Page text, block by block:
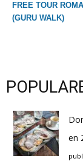
FREE TOUR
(GURU WALK)
en